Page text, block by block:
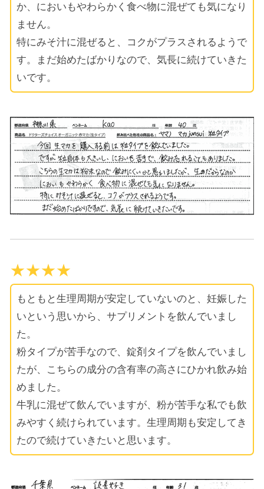
か、においもやわらかく食べ物に混ぜても気になり
ません。
特にみそ汁に混ぜると、コクがプラスされるようで
す。まだ始めたばかりなので、気長に続けていきた
いです。
★★★★
もともと生理周期が安定していないのと、妊娠した
いという思いから、サプリメントを飲んでいまし
た。
粉タイプが苦手なので、錠剤タイプを飲んでいまし
たが、こちらの成分の含有率の高さにひかれ飲み始
めました。
牛乳に混ぜて飲んでいますが、粉が苦手な私でも飲
みやすく続けられています。生理周期も安定してき
たので続けていきたいと思います。